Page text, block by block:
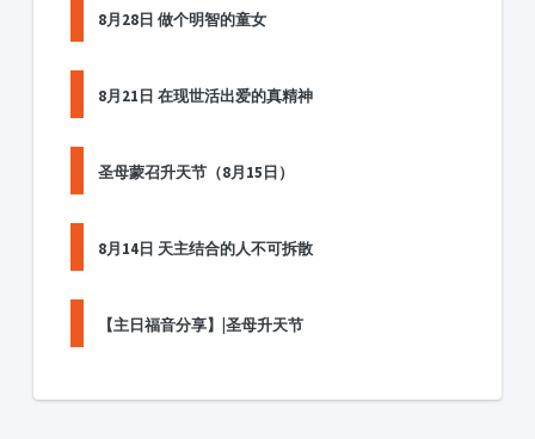
8月28日 做个明智的童女
8月21日 在现世活出爱的真精神
圣母蒙召升天节（8月15日）
8月14日 天主结合的人不可拆散
【主日福音分享】|圣母升天节